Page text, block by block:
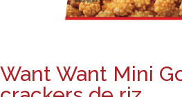
Want Want Mini